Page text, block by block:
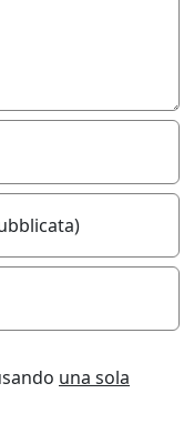
una sola